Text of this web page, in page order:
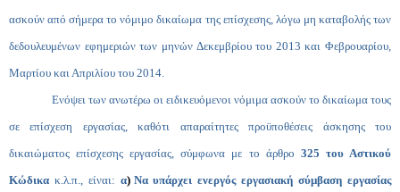
ασκούν από σήμερα το νόμιμο δικαίωμα της επίσχεσης, λόγω μη καταβολής των
δεδουλευμένων εφημεριών των μηνών Δεκεμβρίου του 2013 και Φεβρουαρίου,
Μαρτίου και Απριλίου του 2014.
Ενόψει των ανωτέρω οι ειδικευόμενοι νόμιμα ασκούν το δικαίωμα τους
σε επίσχεση εργασίας, καθότι απαραίτητες προϋποθέσεις άσκησης του
δικαιώματος επίσχεσης εργασίας, σύμφωνα με το άρθρο 325 του Αστικού
Κώδικα κ.λ.π., είναι: α)Να υπάρχει ενεργός εργασιακή σύμβαση εργασίας